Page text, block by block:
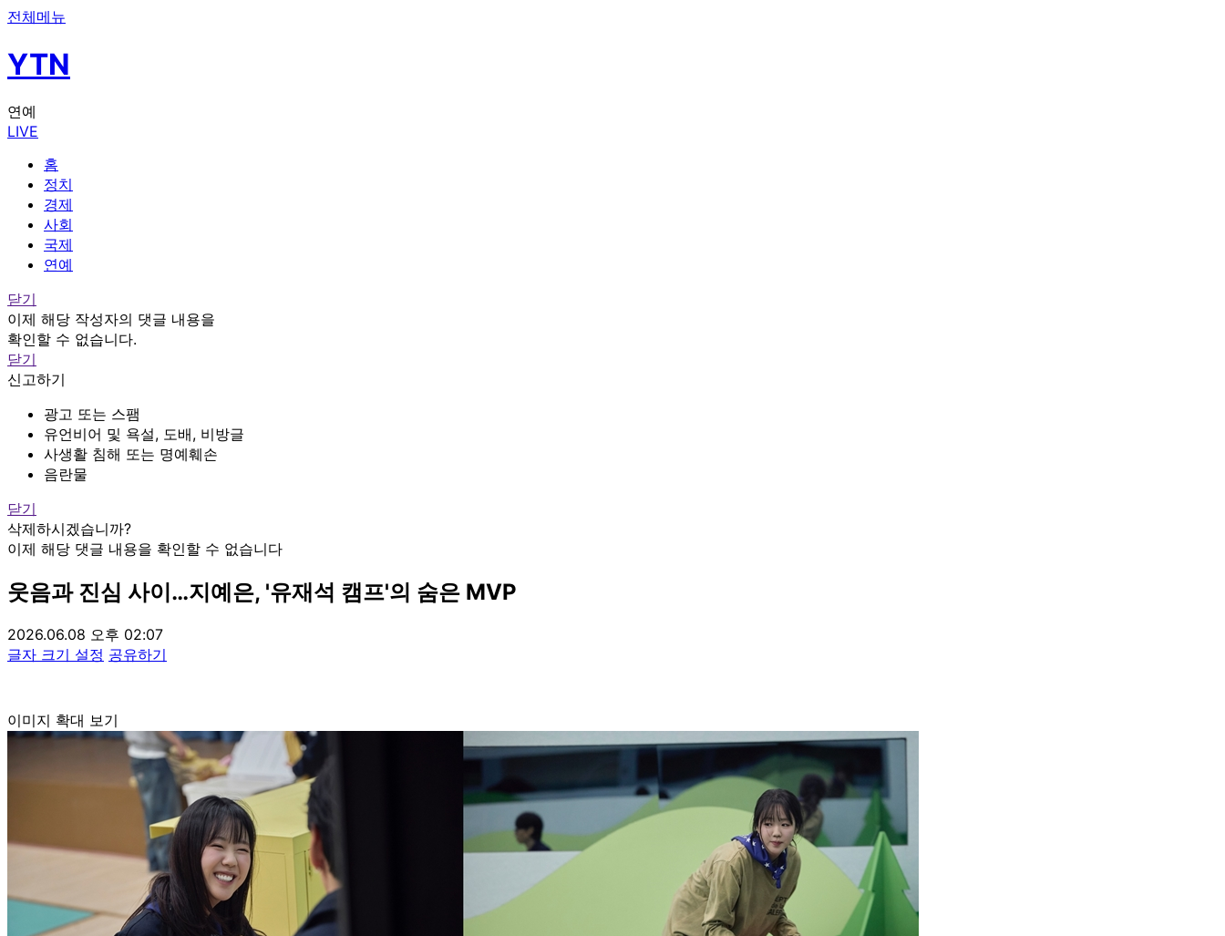
전체메뉴
YTN
연예
LIVE
홈
정치
경제
사회
국제
연예
닫기
이제 해당 작성자의 댓글 내용을
확인할 수 없습니다.
닫기
신고하기
광고 또는 스팸
유언비어 및 욕설, 도배, 비방글
사생활 침해 또는 명예훼손
음란물
닫기
삭제하시겠습니까?
이제 해당 댓글 내용을 확인할 수 없습니다
웃음과 진심 사이…지예은, '유재석 캠프'의 숨은 MVP
2026.06.08 오후 02:07
글자 크기 설정 공유하기
이미지 확대 보기